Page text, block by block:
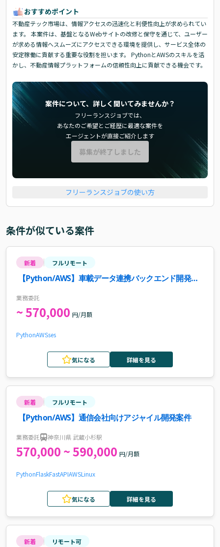
おすすめポイント
不動産テック市場は、情報アクセスの迅速化と利便性向上が求められてい
ます。 本案件は、基盤となるWebサイトの改修と保守を通じて、ユーザー
が求める情報へスムーズにアクセスできる環境を提供し、サービス全体の
安定稼働に貢献する重要な役割を担います。 PythonとAWSのスキルを活
かし、不動産情報プラットフォームの信頼性向上に貢献できる機会です。
案件について、詳しく聞いてみませんか？
フリーランスジョブでは、
あなたのご希望とご経歴に最適な案件を
エージェントが直接ご紹介します
募集が終了しました
フリーランスジョブの使い方
条件が似ている案件
新着 フルリモート
【Python/AWS】車載データ連携バックエンド開発案
業務委託
~ 570,000 円/月額
PythonAWSses
気になる 詳細を見る
新着 フルリモート
【Python/AWS】通信会社向けアジャイル開発案件
業務委託 神奈川県 武蔵小杉駅
570,000 ~ 590,000 円/月額
PythonFlaskFastAPIAWSLinux
気になる 詳細を見る
新着 リモート可